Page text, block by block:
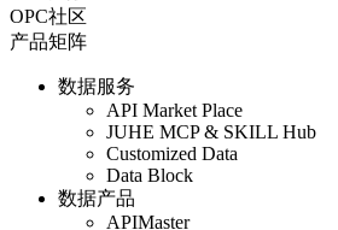
OPC社区
产品矩阵
数据服务
API Market Place
JUHE MCP & SKILL Hub
Customized Data
Data Block
数据产品
APIMaster